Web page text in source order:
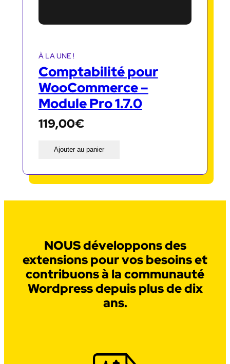
À LA UNE !
Comptabilité pour
WooCommerce –
Module Pro 1.7.0
119,00€
Ajouter au panier
NOUS développons des
extensions pour vos besoins et
contribuons à la communauté
Wordpress depuis plus de dix
ans.